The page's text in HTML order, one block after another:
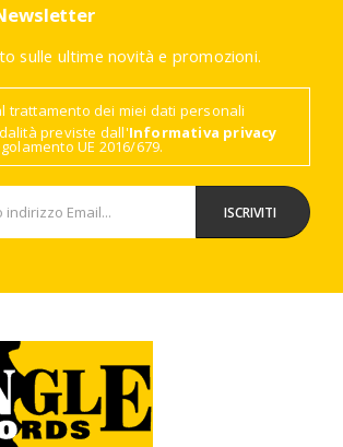
sulle ultime novità e promozioni.
trattamento dei miei dati personali
previste dall'Informativa privacy
UE 2016/679.